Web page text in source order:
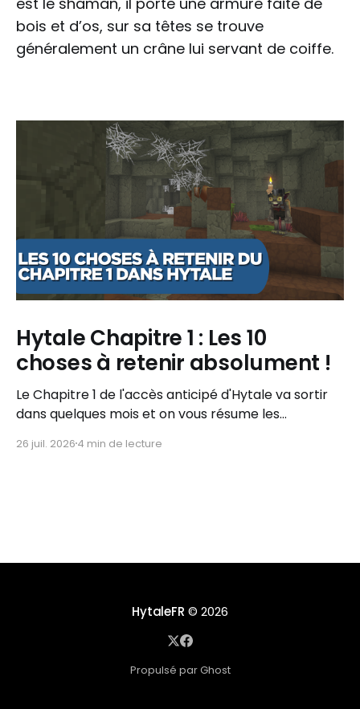
bois et d’os, sur sa têtes se trouve
généralement un crâne lui servant de coiffe.
Hytale Chapitre 1 : Les 10
choses à retenir absolument !
Le Chapitre 1 de l'accès anticipé d'Hytale va sortir
dans quelques mois et on vous résume les
26 juil. 2026 4 min de lecture
HytaleFR © 2026
Propulsé par Ghost